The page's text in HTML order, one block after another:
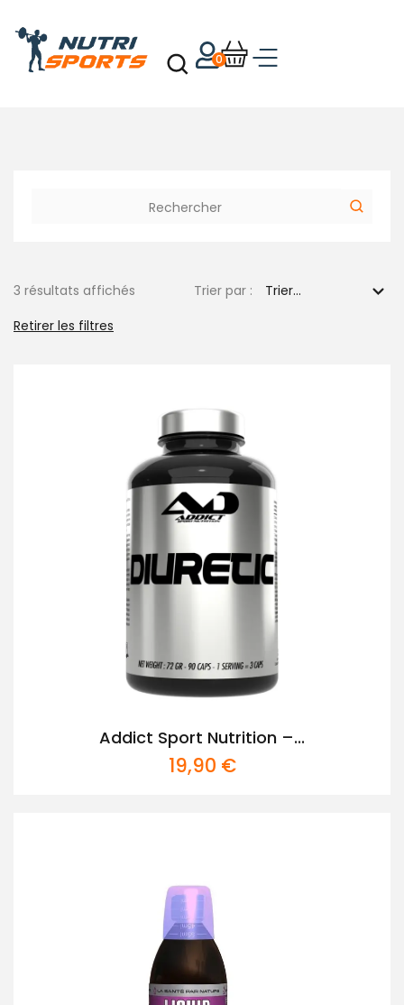
0
3 résultats affichés
Trier par :
Retirer les filtres
Addict Sport Nutrition –...
19,90 €